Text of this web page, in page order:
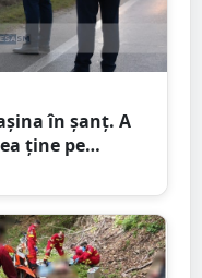
în șanț. A
ține pe
112